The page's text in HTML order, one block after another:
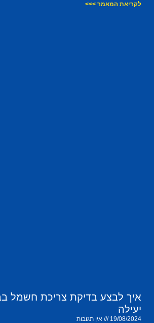
לקריאת המאמר >>>
איך לבצע בדיקת צריכת חשמל
יעילה
19/08/2024 אין תגובות